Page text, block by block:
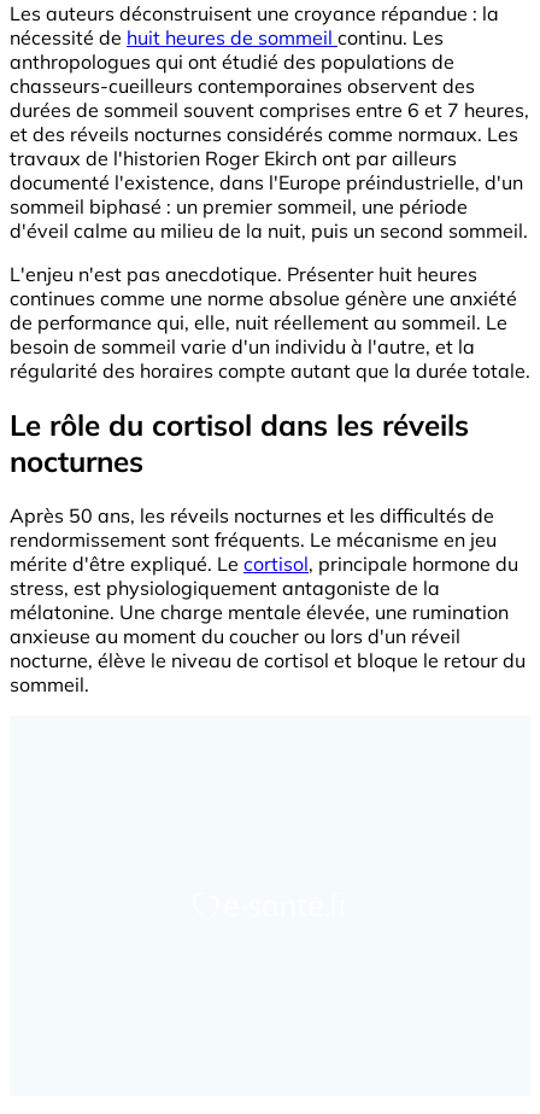
Les auteurs déconstruisent une croyance répandue : la
nécessité de huit heures de sommeil continu. Les
anthropologues qui ont étudié des populations de
chasseurs-cueilleurs contemporaines observent des
durées de sommeil souvent comprises entre 6 et 7 heures,
et des réveils nocturnes considérés comme normaux. Les
travaux de l'historien Roger Ekirch ont par ailleurs
documenté l'existence, dans l'Europe préindustrielle, d'un
sommeil biphasé : un premier sommeil, une période
d'éveil calme au milieu de la nuit, puis un second sommeil.
L'enjeu n'est pas anecdotique. Présenter huit heures
continues comme une norme absolue génère une anxiété
de performance qui, elle, nuit réellement au sommeil. Le
besoin de sommeil varie d'un individu à l'autre, et la
régularité des horaires compte autant que la durée totale.
Le rôle du cortisol dans les réveils
nocturnes
Après 50 ans, les réveils nocturnes et les difficultés de
rendormissement sont fréquents. Le mécanisme en jeu
mérite d'être expliqué. Le cortisol, principale hormone du
stress, est physiologiquement antagoniste de la
mélatonine. Une charge mentale élevée, une rumination
anxieuse au moment du coucher ou lors d'un réveil
nocturne, élève le niveau de cortisol et bloque le retour du
sommeil.